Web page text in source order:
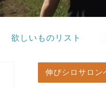
欲しいものリスト
伸びシロサロン